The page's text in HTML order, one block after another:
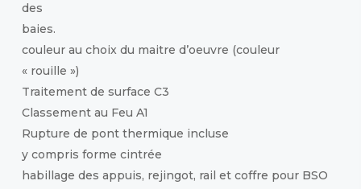
des
baies.
couleur au choix du maitre d’oeuvre (couleur
« rouille »)
Traitement de surface C3
Classement au Feu A1
Rupture de pont thermique incluse
y compris forme cintrée
habillage des appuis, rejingot, rail et coffre pour BSO